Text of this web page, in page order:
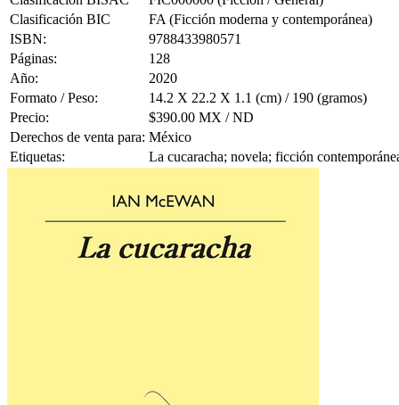
Clasificación BIC
FA (Ficción moderna y contemporánea)
ISBN:
9788433980571
Páginas:
128
Año:
2020
Formato / Peso:
14.2 X 22.2 X 1.1 (cm) / 190 (gramos)
Precio:
$390.00 MX / ND
Derechos de venta para: México
Etiquetas:
La cucaracha; novela; ficción